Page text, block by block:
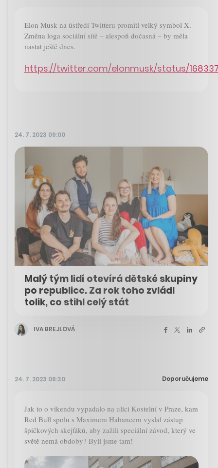
Elon Musk na ústředí Twitteru promítl velký symbol X.
Změna loga sociální sítě – alespoň dočasná – by měla
nastat ještě dnes.
https://twitter.com/elonmusk/status/
24. 7. 2023 09:00
Malý tým lidí otevírá dětské skupiny
po republice. Za rok toho zvládl
tolik, co stihl celý stát
IVA BREJLOVÁ
24. 7. 2023 08:30 Doporučujeme
Jak to o víkendu vypadalo na ulici Kostelní v Praze, kam
Red Bull spolu s Maximem Habancem vyslal zástup
špičkových skejťáků, aby zažili speciální závod, který ve
světě nemá obdoby? Byli jsme tam!